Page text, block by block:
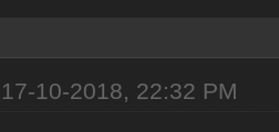
17-10-2018, 22:32 PM